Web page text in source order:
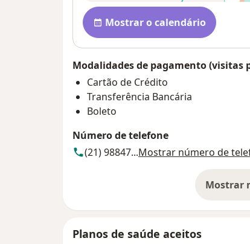
Disponibilidade
Mostrar o calendário
Modalidades de pagamento (visitas
Cartão de Crédito
Transferência Bancária
Boleto
Número de telefone
(21) 98847...Mostrar número de
Mostrar
Planos de saúde aceitos